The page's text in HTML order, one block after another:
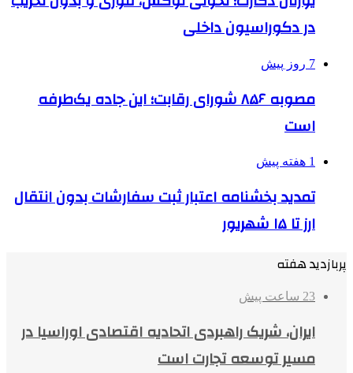
در دکوراسیون داخلی
7 روز پیش
مصوبه ۸۵۶ شورای رقابت؛ این جاده یک‌طرفه
است
1 هفته پیش
تمدید بخشنامه اعتبار ثبت سفارشات بدون انتقال
ارز تا ۱۵ شهریور
پربازدید هفته
23 ساعت پیش
ایران، شریک راهبردی اتحادیه اقتصادی اوراسیا در
مسیر توسعه تجارت است